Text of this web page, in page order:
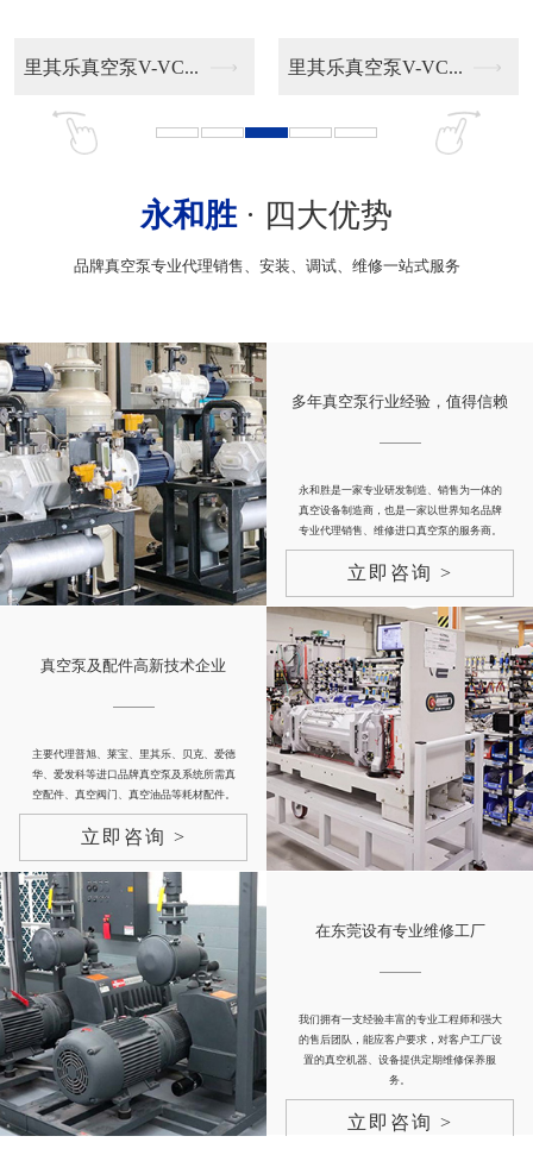
里其乐真空泵V-VC... 里其乐真空泵V-VC...
永和胜· 四大优势
品牌真空泵专业代理销售、安装、调试、维修一站式服务
多年真空泵行业经验，值得信赖
永和胜是一家专业研发制造、销售为一体的
真空设备制造商，也是一家以世界知名品牌
专业代理销售、维修进口真空泵的服务商。
立即咨询 >
真空泵及配件高新技术企业
主要代理普旭、莱宝、里其乐、贝克、爱德
华、爱发科等进口品牌真空泵及系统所需真
空配件、真空阀门、真空油品等耗材配件。
立即咨询 >
在东莞设有专业维修工厂
我们拥有一支经验丰富的专业工程师和强大
的售后团队，能应客户要求，对客户工厂设
置的真空机器、设备提供定期维修保养服
务。
立即咨询 >